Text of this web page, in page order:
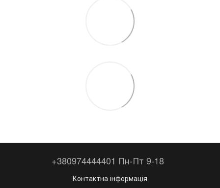
+380974444401 Пн-Пт 9-18
Контактна інформація